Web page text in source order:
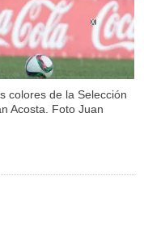
colores de la Selección
Acosta. Foto Juan
X